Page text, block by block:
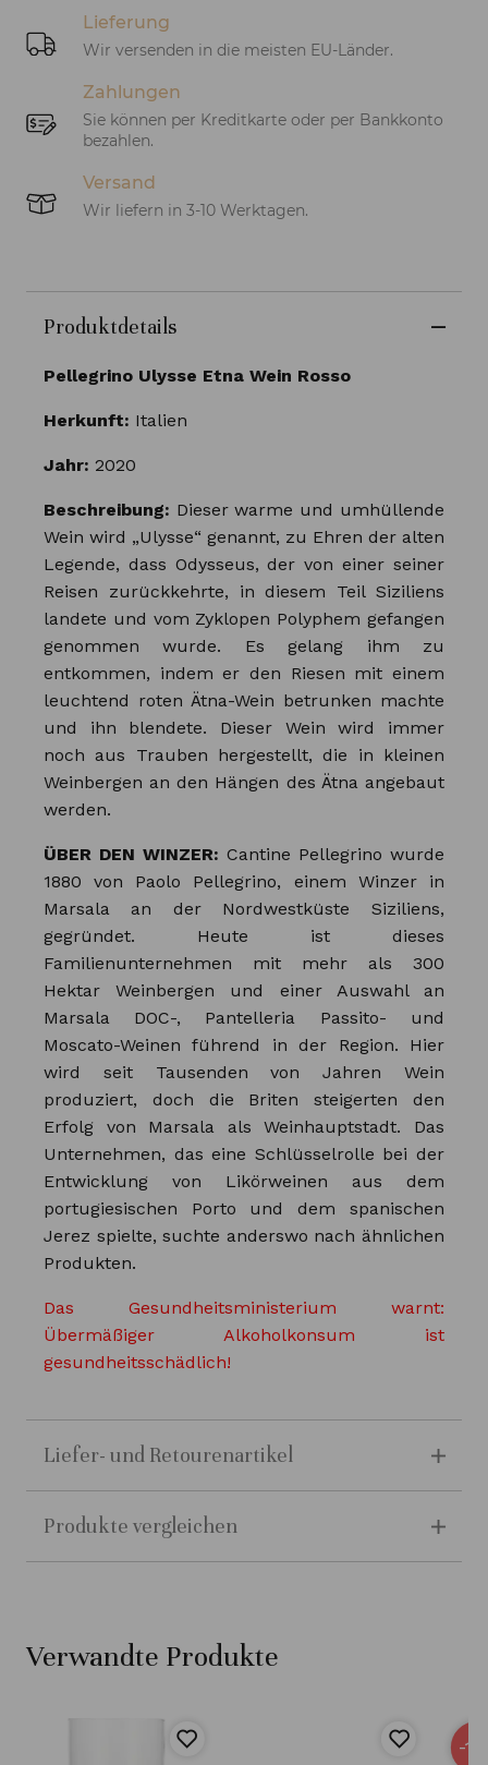
Lieferung
Wir versenden in die meisten EU-Länder.
Zahlungen
Sie können per Kreditkarte oder per Bankkonto
bezahlen.
Versand
Wir liefern in 3-10 Werktagen.
Produktdetails
Pellegrino Ulysse Etna Wein Rosso
Herkunft: Italien
Jahr: 2020
Beschreibung: Dieser warme und umhüllende
Wein wird „Ulysse“ genannt, zu Ehren der alten
Legende, dass Odysseus, der von einer seiner
Reisen zurückkehrte, in diesem Teil Siziliens
landete und vom Zyklopen Polyphem gefangen
genommen wurde. Es gelang ihm zu
entkommen, indem er den Riesen mit einem
leuchtend roten Ätna-Wein betrunken machte
und ihn blendete. Dieser Wein wird immer
noch aus Trauben hergestellt, die in kleinen
Weinbergen an den Hängen des Ätna angebaut
werden.
ÜBER DEN WINZER: Cantine Pellegrino wurde
1880 von Paolo Pellegrino, einem Winzer in
Marsala an der Nordwestküste Siziliens,
gegründet. Heute ist dieses
Familienunternehmen mit mehr als 300
Hektar Weinbergen und einer Auswahl an
Marsala DOC-, Pantelleria Passito- und
Moscato-Weinen führend in der Region. Hier
wird seit Tausenden von Jahren Wein
produziert, doch die Briten steigerten den
Erfolg von Marsala als Weinhauptstadt. Das
Unternehmen, das eine Schlüsselrolle bei der
Entwicklung von Likörweinen aus dem
portugiesischen Porto und dem spanischen
Jerez spielte, suchte anderswo nach ähnlichen
Produkten.
Das Gesundheitsministerium warnt:
Übermäßiger Alkoholkonsum ist
gesundheitsschädlich!
Liefer- und Retourenartikel
Produkte vergleichen
Verwandte Produkte
-15